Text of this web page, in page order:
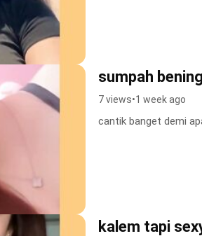
sumpah
7 views•1 week ago
cantik banget demi
kalem tapi